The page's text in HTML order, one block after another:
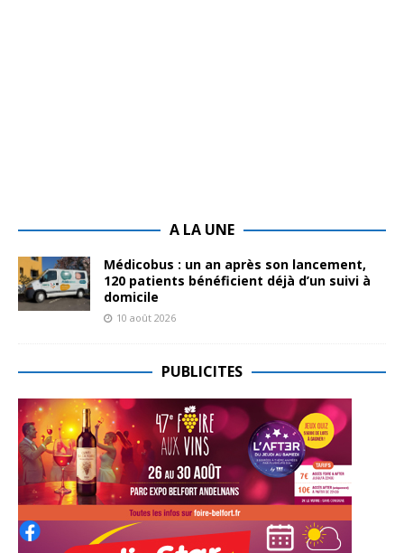
A LA UNE
Médicobus : un an après son lancement,
120 patients bénéficient déjà d’un suivi à
domicile
10 août 2026
PUBLICITES